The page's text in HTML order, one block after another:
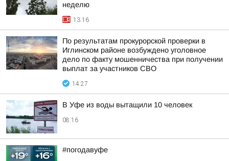
неделю
13:16
По результатам прокурорской проверки в
Иглинском районе возбуждено уголовное
дело по факту мошенничества при получении
выплат за участников СВО
14:27
В Уфе из воды вытащили 10 человек
08:16
#погодавуфе